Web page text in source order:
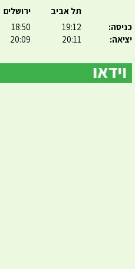
כניסה:
יציאה:
תל אביב
19:12
20:11
ירושלים
18:50
20:09